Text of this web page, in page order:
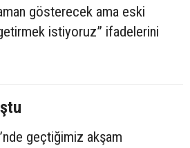
gösterecek ama eski
istiyoruz” ifadelerini
geçtiğimiz akşam